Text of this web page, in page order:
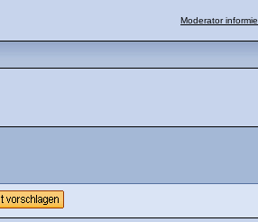
Moderator